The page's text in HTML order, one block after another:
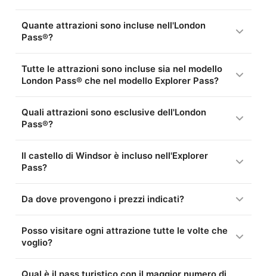
Quante attrazioni sono incluse nell'London
Pass®?
Tutte le attrazioni sono incluse sia nel modello
London Pass® che nel modello Explorer Pass?
Quali attrazioni sono esclusive dell'London
Pass®?
Il castello di Windsor è incluso nell'Explorer
Pass?
Da dove provengono i prezzi indicati?
Posso visitare ogni attrazione tutte le volte che
voglio?